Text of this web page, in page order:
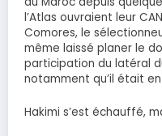
l’Atlas ouvraient leur
Comores, le
même laissé planer le
participation du latéral
notamment qu’il était
Hakimi s’est échauffé,